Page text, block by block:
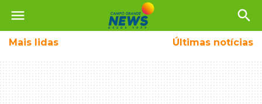
menu search
Mais lidas Últimas notícias